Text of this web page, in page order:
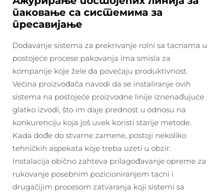
паковање са системима за
пресавијање
Dodavanje sistema za prekrivanje rolni sa tacnama u
postojeće procese pakovanja ima smisla za
kompanije koje žele da povećaju produktivnost.
Većina proizvođača navodi da se instaliranje ovih
sistema na postojeće proizvodne linije iznenađujuće
glatko izvodi, što im daje prednost u odnosu na
konkurenciju koja još uvek koristi starije metode.
Kada dođe do stvarne zamene, postoji nekoliko
tehničkih aspekata koje treba uzeti u obzir.
Instalacija obično zahteva prilagođavanje opreme za
rukovanje posebnim pozicioniranjem tacni i
drugačijim procesom zatvaranja koji sistemi sa